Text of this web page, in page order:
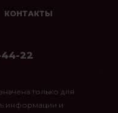
КОНТАКТЫ
44-22
только для
информации и